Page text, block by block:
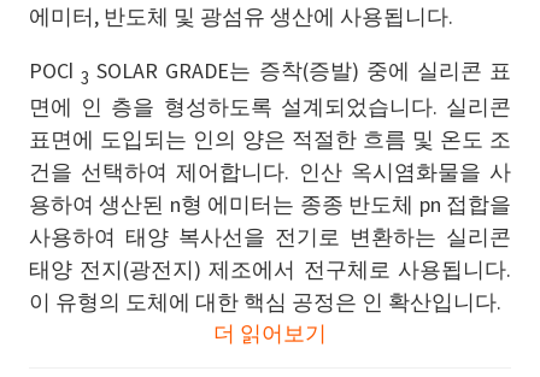
에미터, 반도체 및 광섬유 생산에 사용됩니다.
POCl3 SOLAR GRADE는 증착(증발) 중에 실리콘 표
면에 인 층을 형성하도록 설계되었습니다. 실리콘
표면에 도입되는 인의 양은 적절한 흐름 및 온도 조
건을 선택하여 제어합니다. 인산 옥시염화물을 사
용하여 생산된 n형 에미터는 종종 반도체 pn 접합을
사용하여 태양 복사선을 전기로 변환하는 실리콘
태양 전지(광전지) 제조에서 전구체로 사용됩니다.
이 유형의 도체에 대한 핵심 공정은 인 확산입니다.
더 읽어보기